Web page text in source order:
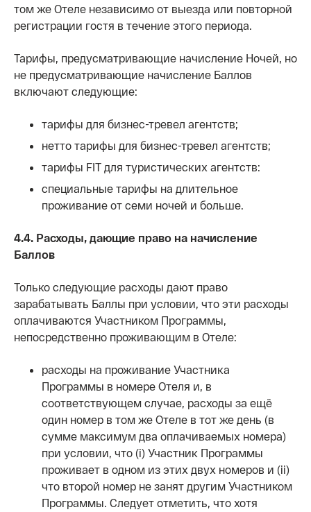
том же Отеле независимо от выезда или повторной
регистрации гостя в течение этого периода.
Тарифы, предусматривающие начисление Ночей, но
не предусматривающие начисление Баллов
включают следующие:
тарифы для бизнес-тревел агентств;
нетто тарифы для бизнес-тревел агентств;
тарифы FIT для туристических агентств:
специальные тарифы на длительное
проживание от семи ночей и больше.
4.4. Расходы, дающие право на начисление
Баллов
Только следующие расходы дают право
зарабатывать Баллы при условии, что эти расходы
оплачиваются Участником Программы,
непосредственно проживающим в Отеле:
расходы на проживание Участника
Программы в номере Отеля и, в
соответствующем случае, расходы за ещё
один номер в том же Отеле в тот же день (в
сумме максимум два оплачиваемых номера)
при условии, что (i) Участник Программы
проживает в одном из этих двух номеров и (ii)
что второй номер не занят другим Участником
Программы. Следует отметить, что хотя